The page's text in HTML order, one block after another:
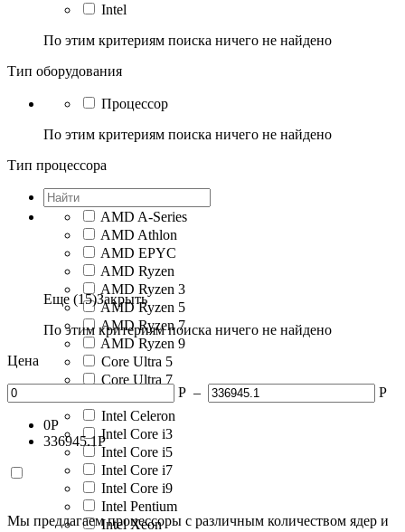
Intel
По этим критериям поиска ничего не найдено
Тип оборудования
Процессор
По этим критериям поиска ничего не найдено
Тип процессора
AMD A-Series
AMD Athlon
AMD EPYC
AMD Ryzen
AMD Ryzen 3
AMD Ryzen 5
AMD Ryzen 7
AMD Ryzen 9
Core Ultra 5
Core Ultra 7
Intel Celeron
Intel Core i3
Intel Core i5
Intel Core i7
Intel Core i9
Intel Pentium
Intel Xeon
Еще (15)Закрыть
По этим критериям поиска ничего не найдено
Цена
Р – Р
0Р
336945.1Р
Мы предлагаем процессоры с различным количеством ядер и